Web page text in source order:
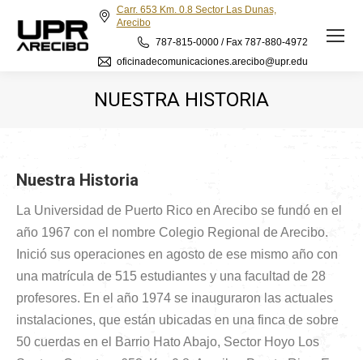
Carr. 653 Km. 0.8 Sector Las Dunas,
Arecibo
787-815-0000 / Fax 787-880-4972
oficinadecomunicaciones.arecibo@upr.edu
NUESTRA HISTORIA
Nuestra Historia
La Universidad de Puerto Rico en Arecibo se fundó en el
año 1967 con el nombre Colegio Regional de Arecibo.
Inició sus operaciones en agosto de ese mismo año con
una matrícula de 515 estudiantes y una facultad de 28
profesores. En el año 1974 se inauguraron las actuales
instalaciones, que están ubicadas en una finca de sobre
50 cuerdas en el Barrio Hato Abajo, Sector Hoyo Los